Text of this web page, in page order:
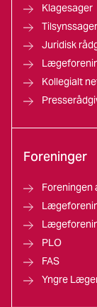
Klagesager
Tilsynssager
Juridisk
Kollegialt
Foreninger
PLO
FAS
Yngre